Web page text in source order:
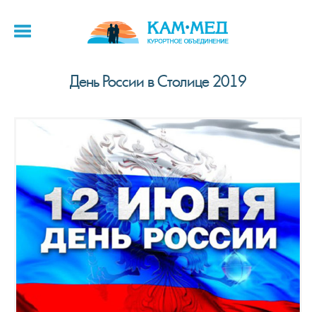
День России в Столице 2019